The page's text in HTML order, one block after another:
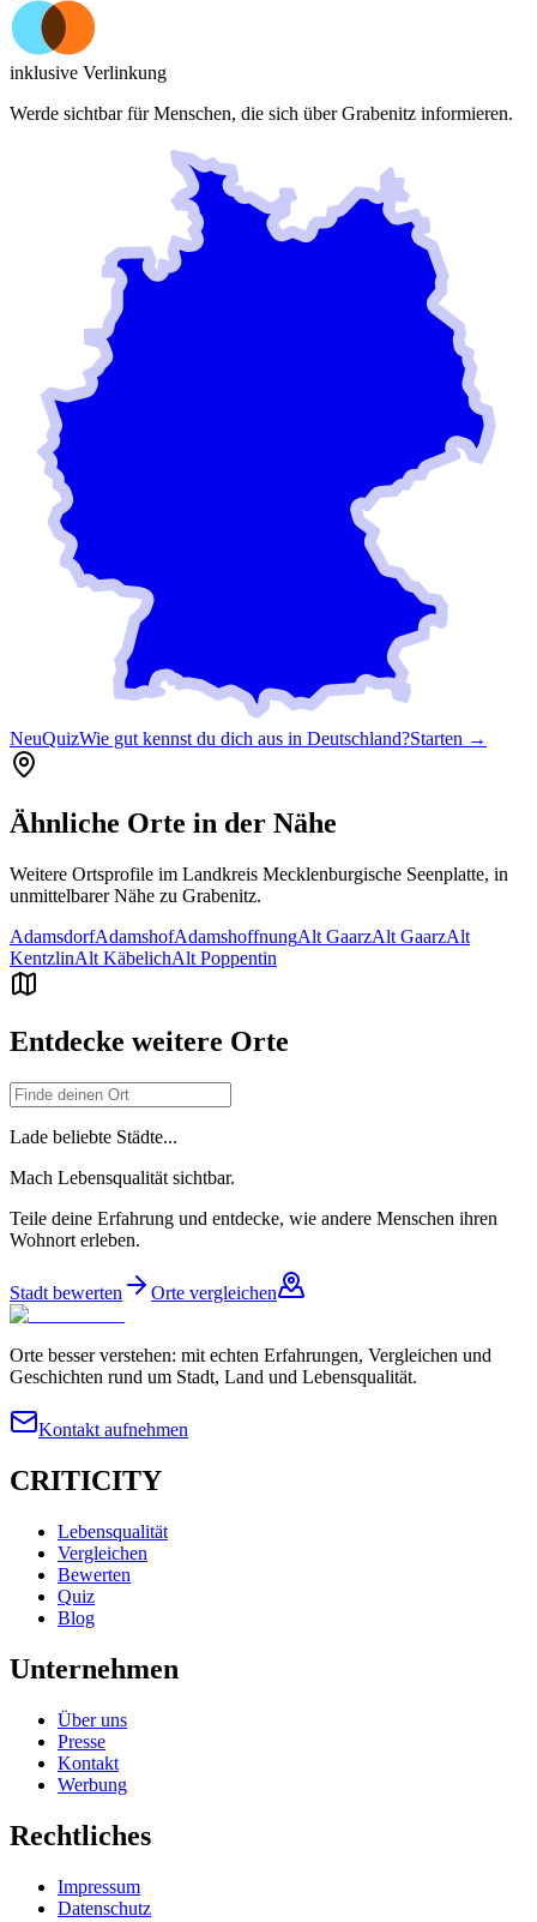
inklusive Verlinkung
Werde sichtbar für Menschen, die sich überGrabenitz informieren.
NeuQuizWie gut kennst du dich aus in Deutschland?Starten →
Ähnliche Orte in der Nähe
Weitere Ortsprofile im Landkreis Mecklenburgische Seenplatte, in
unmittelbarer Nähe zu Grabenitz.
AdamsdorfAdamshofAdamshoffnungAlt GaarzAlt GaarzAlt
KentzlinAlt KäbelichAlt Poppentin
Entdecke weitere Orte
Lade beliebte Städte...
Mach Lebensqualität sichtbar.
Teile deine Erfahrung und entdecke, wie andere Menschen ihren
Wohnort erleben.
Stadt bewerten Orte vergleichen
Orte besser verstehen: mit echten Erfahrungen, Vergleichen und
Geschichten rund um Stadt, Land und Lebensqualität.
Kontakt aufnehmen
CRITICITY
Lebensqualität
Vergleichen
Bewerten
Quiz
Blog
Unternehmen
Über uns
Presse
Kontakt
Werbung
Rechtliches
Impressum
Datenschutz